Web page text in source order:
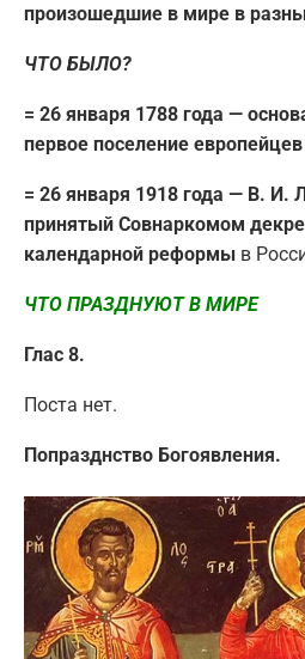
произошедшие в мире в
ЧТО БЫЛО?
= 26 января 1788 года —
первое поселение
= 26 января 1918 года — В. И.
принятый Совнаркомом
календарной реформы в
ЧТО ПРАЗДНУЮТ В МИРЕ
Глас 8.
Поста нет.
Попразднство Богоявления.